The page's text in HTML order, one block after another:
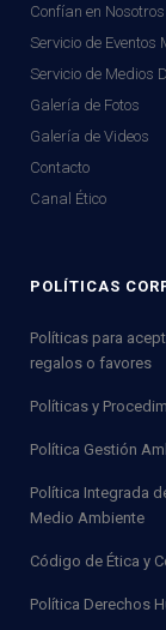
Confían en Nosotros
Servicio de Eventos
Servicio de Medios
Galería de Fotos
Galería de Videos
Contacto
Canal Ético
POLÍTICAS
Políticas para
regalos o favores
Políticas y
Política Gestión
Política Integrada
Medio Ambiente
Código de Ética y
Política Derechos